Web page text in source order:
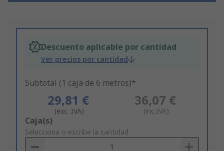
Descuento aplicable por cantidad
Ver precios por cantidad
Subtotal (1 caja de 6 metros)*
29,81 €
(exc. IVA)
36,07 €
(inc.IVA)
Add
to
Basket
Caja(s)
Selecciona o escribe la cantidad